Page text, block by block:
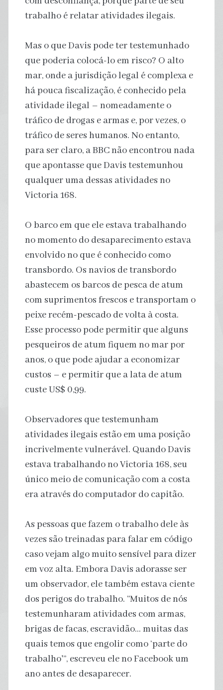
trabalho é relatar atividades ilegais.
Mas o que Davis pode ter testemunhado
que poderia colocá-lo em risco? O alto
mar, onde a jurisdição legal é complexa e
há pouca fiscalização, é conhecido pela
atividade ilegal – nomeadamente o
tráfico de drogas e armas e, por vezes, o
tráfico de seres humanos. No entanto,
para ser claro, a BBC não encontrou nada
que apontasse que Davis testemunhou
qualquer uma dessas atividades no
Victoria 168.
O barco em que ele estava trabalhando
no momento do desaparecimento estava
envolvido no que é conhecido como
transbordo. Os navios de transbordo
abastecem os barcos de pesca de atum
com suprimentos frescos e transportam o
peixe recém-pescado de volta à costa.
Esse processo pode permitir que alguns
pesqueiros de atum fiquem no mar por
anos, o que pode ajudar a economizar
custos – e permitir que a lata de atum
custe US$ 0,99.
Observadores que testemunham
atividades ilegais estão em uma posição
incrivelmente vulnerável. Quando Davis
estava trabalhando no Victoria 168, seu
único meio de comunicação com a costa
era através do computador do capitão.
As pessoas que fazem o trabalho dele às
vezes são treinadas para falar em código
caso vejam algo muito sensível para dizer
em voz alta. Embora Davis adorasse ser
um observador, ele também estava ciente
dos perigos do trabalho. “Muitos de nós
testemunharam atividades com armas,
brigas de facas, escravidão… muitas das
quais temos que engolir como ‘parte do
trabalho'”, escreveu ele no Facebook um
ano antes de desaparecer.